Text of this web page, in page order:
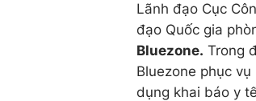
Lãnh đạo Cục
đạo Quốc gia
Bluezone. Trong
Bluezone phục
dụng khai báo y